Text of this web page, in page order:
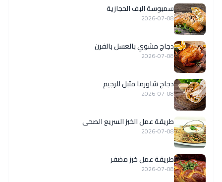
سمبوسة البف الحجازية
2026-07-08
دجاج مشوي بالعسل بالفرن
2026-07-08
دجاج شاورما متبل للرجيم
2026-07-08
طريقة عمل الخبز السريع الصحى
2026-07-08
طريقة عمل خبز مضفر
2026-07-08